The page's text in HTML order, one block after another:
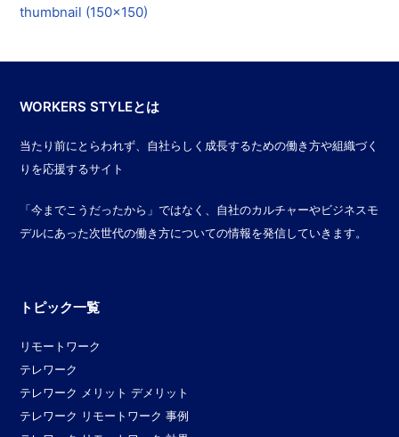
thumbnail (150x150)
WORKERS STYLEとは
当たり前にとらわれず、自社らしく成長するための働き方や組織づく
りを応援するサイト
「今までこうだったから」ではなく、自社のカルチャーやビジネスモ
デルにあった次世代の働き方についての情報を発信していきます。
トピック一覧
リモートワーク
テレワーク
テレワーク メリット デメリット
テレワーク リモートワーク 事例